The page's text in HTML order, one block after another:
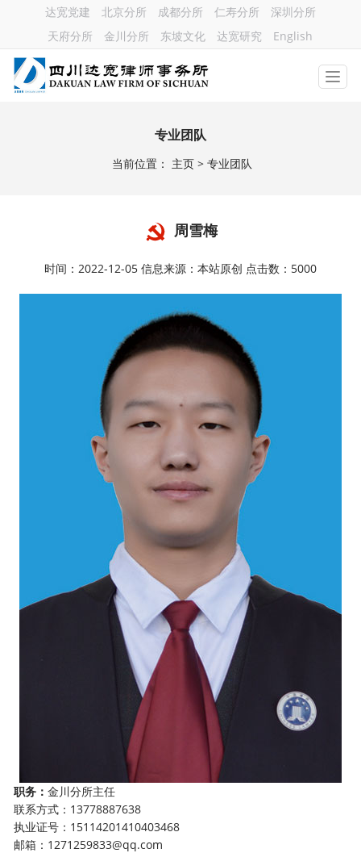
达宽党建 北京分所 成都分所 仁寿分所
深圳分所
天府分所
金川分所 东坡文化 达宽研究 English
专业团队
当前位置： 主页> 专业团队
周雪梅
时间：2022-12-05 信息来源：本站原创 点击数：5000
职务：金川分所主任
联系方式：13778887638
执业证号：15114201410403468
邮箱：1271259833@qq.com